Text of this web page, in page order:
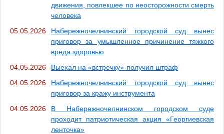
движения, повлекшее по неосторожности смерть
человека
05.05.2026
Набережночелнинский городской суд вынес
приговор за умышленное причинение тяжкого
вреда здоровью
04.05.2026
Выехал на «встречку»-получил штраф
04.05.2026
Набережночелнинский городской суд вынес
приговор за кражу инструмента
04.05.2026
В Набережночелнинском городском суде
проходит патриотическая акция «Георгиевская
ленточка»